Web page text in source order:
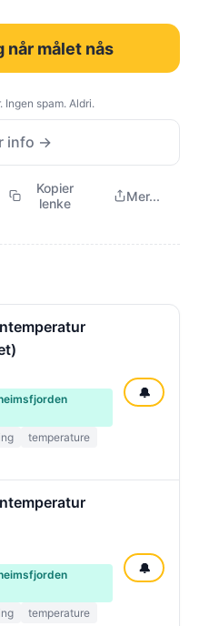
når målet nås
Ingen spam. Aldri.
info →
Kopier
lenke
Mer...
temperature
🔔
temperature
🔔